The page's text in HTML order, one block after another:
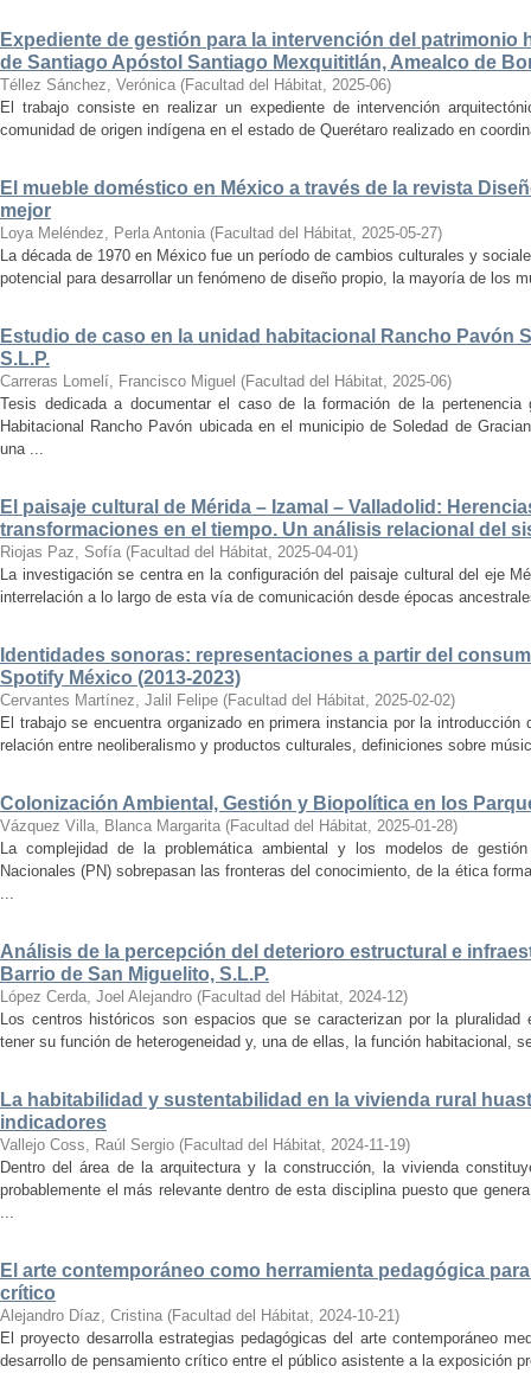
Expediente de gestión para la intervención del patrimonio
de Santiago Apóstol Santiago Mexquititlán, Amealco de
Téllez Sánchez, Verónica (Facultad del Hábitat, 2025-06)
El trabajo consiste en realizar un expediente de intervención
comunidad de origen indígena en el estado de Querétaro realizado en
El mueble doméstico en México a través de la revista
mejor
Loya Meléndez, Perla Antonia (Facultad del Hábitat, 2025-05-27)
La década de 1970 en México fue un período de cambios culturales y
potencial para desarrollar un fenómeno de diseño propio, la mayoría de los
Estudio de caso en la unidad habitacional Rancho Pavón
S.L.P.
Carreras Lomelí, Francisco Miguel (Facultad del Hábitat, 2025-06)
Tesis dedicada a documentar el caso de la formación de la
Habitacional Rancho Pavón ubicada en el municipio de Soledad de
una ...
El paisaje cultural de Mérida – Izamal – Valladolid:
transformaciones en el tiempo. Un análisis relacional del
Riojas Paz, Sofía (Facultad del Hábitat, 2025-04-01)
La investigación se centra en la configuración del paisaje cultural del eje
interrelación a lo largo de esta vía de comunicación desde épocas
Identidades sonoras: representaciones a partir del
Spotify México (2013-2023)
Cervantes Martínez, Jalil Felipe (Facultad del Hábitat, 2025-02-02)
El trabajo se encuentra organizado en primera instancia por la
relación entre neoliberalismo y productos culturales, definiciones sobre
Colonización Ambiental, Gestión y Biopolítica en los
Vázquez Villa, Blanca Margarita (Facultad del Hábitat, 2025-01-28)
La complejidad de la problemática ambiental y los modelos de
Nacionales (PN) sobrepasan las fronteras del conocimiento, de la ética
...
Análisis de la percepción del deterioro estructural e
Barrio de San Miguelito, S.L.P.
López Cerda, Joel Alejandro (Facultad del Hábitat, 2024-12)
Los centros históricos son espacios que se caracterizan por la
tener su función de heterogeneidad y, una de ellas, la función habitacional,
La habitabilidad y sustentabilidad en la vivienda rural
indicadores
Vallejo Coss, Raúl Sergio (Facultad del Hábitat, 2024-11-19)
Dentro del área de la arquitectura y la construcción, la vivienda
probablemente el más relevante dentro de esta disciplina puesto que
...
El arte contemporáneo como herramienta pedagógica
crítico
Alejandro Díaz, Cristina (Facultad del Hábitat, 2024-10-21)
El proyecto desarrolla estrategias pedagógicas del arte contemporáneo
desarrollo de pensamiento crítico entre el público asistente a la exposición